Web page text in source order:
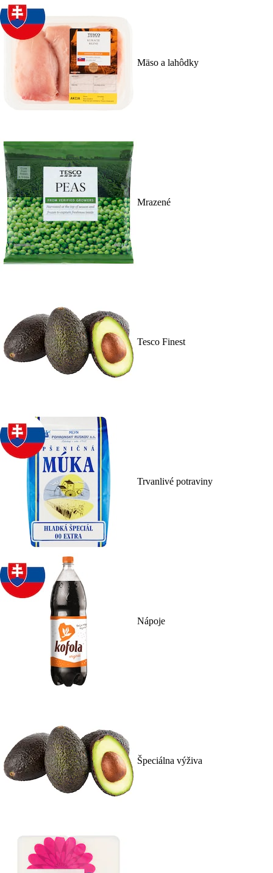
Mäso a lahôdky
Mrazené
Tesco Finest
Trvanlivé potraviny
Nápoje
Špeciálna výživa